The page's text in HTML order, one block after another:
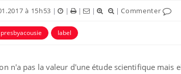
à 15h53 | | | | |Commenter
presbyacousie label
n'a pas la valeur d'une étude scientifique mais